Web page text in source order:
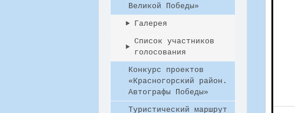
Великой Победы»
Галерея
Список участников
голосования
Конкурс проектов
«Красногорский район.
Автографы Победы»
Туристический маршрут